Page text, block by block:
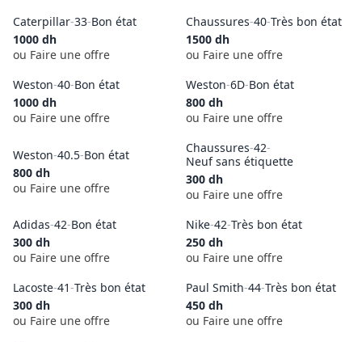
Caterpillar-33-Bon état
1000 dh
ou Faire une offre
Chaussures-40-Très bon état
1500 dh
ou Faire une offre
Weston-40-Bon état
1000 dh
ou Faire une offre
Weston-6D-Bon état
800 dh
ou Faire une offre
Weston-40.5-Bon état
800 dh
ou Faire une offre
Chaussures-42-
Neuf sans étiquette
300 dh
ou Faire une offre
Adidas-42-Bon état
300 dh
ou Faire une offre
Nike-42-Très bon état
250 dh
ou Faire une offre
Lacoste-41-Très bon état
300 dh
ou Faire une offre
Paul Smith-44-Très bon état
450 dh
ou Faire une offre